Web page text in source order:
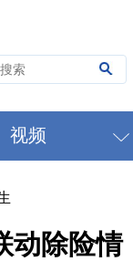
视频
动除险情